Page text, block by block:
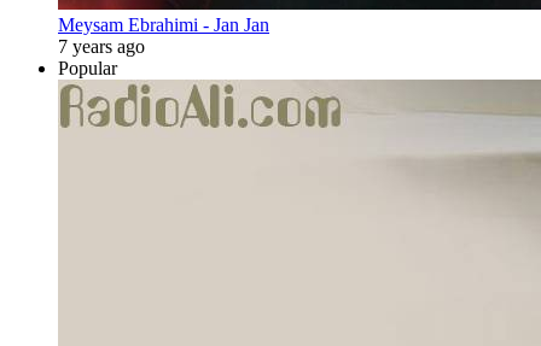
Meysam Ebrahimi - Jan Jan
7 years ago
Popular